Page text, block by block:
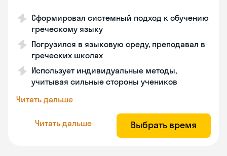
Сформировал системный подход к обучению
греческому языку
Погрузился в языковую среду, преподавал в
греческих школах
Использует индивидуальные методы,
учитывая сильные стороны учеников
Читать дальше
Читать дальше Выбрать время